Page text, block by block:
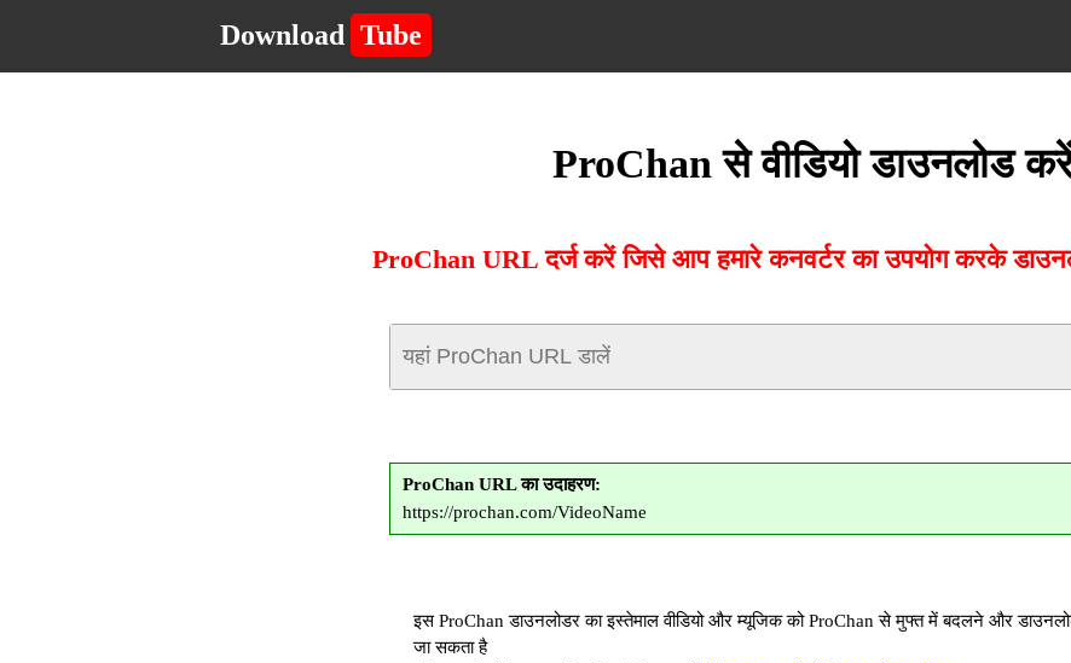
Download Tube
ProChan से वीडियो डाउनलोड
ProChan URL दर्ज करें जिसे आप हमारे कनवर्टर का उपयोग करके
ProChan URL का उदाहरण:
https://prochan.com/VideoName
इस ProChan डाउनलोडर का इस्तेमाल वीडियो और म्यूजिक को ProChan से मुफ्त में बदलने और
जा सकता है